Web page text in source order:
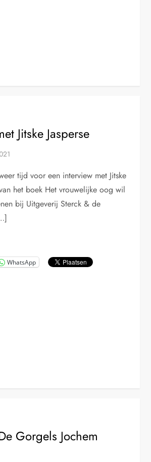
Jitske Jasperse
tijd voor een interview met Jitske
het boek Het vrouwelijke oog wil
bij Uitgeverij Sterck & de
WhatsApp
Gorgels Jochem